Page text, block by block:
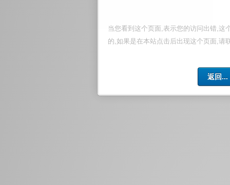
当您看到这个页面,表示您的访问出错,这
的,如果是在本站点击后出现这个页面,请
返回...